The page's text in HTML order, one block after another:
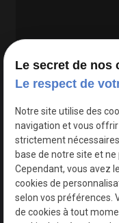
Google Maps
Le secret de nos
Le respect de
Notre site utilise des
navigation et vous
strictement
base de notre site et
Cependant, vous avez
cookies de
selon vos préférences.
de cookies à tout